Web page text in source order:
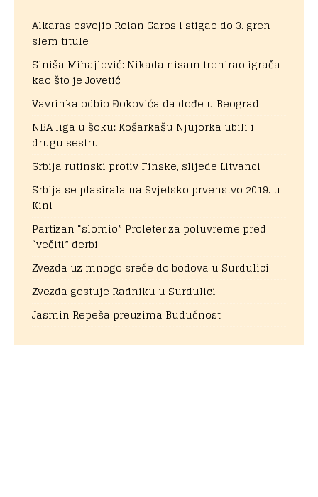
Alkaras osvojio Rolan Garos i stigao do 3. gren
slem titule
Siniša Mihajlović: Nikada nisam trenirao igrača
kao što je Jovetić
Vavrinka odbio Đokovića da dođe u Beograd
NBA liga u šoku: Košarkašu Njujorka ubili i
drugu sestru
Srbija rutinski protiv Finske, slijede Litvanci
Srbija se plasirala na Svjetsko prvenstvo 2019. u
Kini
Partizan “slomio” Proleter za poluvreme pred
“večiti” derbi
Zvezda uz mnogo sreće do bodova u Surdulici
Zvezda gostuje Radniku u Surdulici
Jasmin Repeša preuzima Budućnost